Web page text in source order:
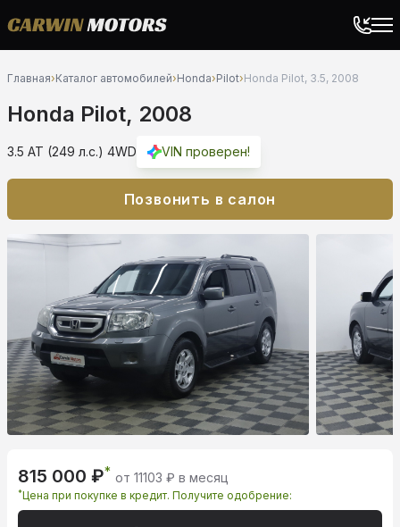
Главная›Каталог автомобилей›Honda›Pilot›Honda Pilot, 3.5, 2008
Honda Pilot, 2008
3.5 AT (249 л.с.) 4WD VIN проверен!
Позвонить в салон
815 000 ₽* от 11103 ₽ в месяц
*Цена при покупке в кредит. Получите одобрение: